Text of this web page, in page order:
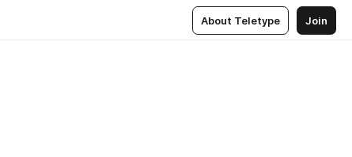
About Teletype Join